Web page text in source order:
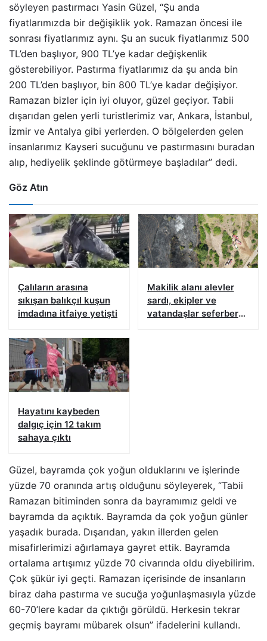
söyleyen pastırmacı Yasin Güzel, “Şu anda
fiyatlarımızda bir değişiklik yok. Ramazan öncesi ile
sonrası fiyatlarımız aynı. Şu an sucuk fiyatlarımız 500
TL’den başlıyor, 900 TL’ye kadar değişkenlik
gösterebiliyor. Pastırma fiyatlarımız da şu anda bin
200 TL’den başlıyor, bin 800 TL’ye kadar değişiyor.
Ramazan bizler için iyi oluyor, güzel geçiyor. Tabii
dışarıdan gelen yerli turistlerimiz var, Ankara, İstanbul,
İzmir ve Antalya gibi yerlerden. O bölgelerden gelen
insanlarımız Kayseri sucuğunu ve pastırmasını buradan
alıp, hediyelik şeklinde götürmeye başladılar” dedi.
Göz Atın
Çalıların arasına
sıkışan balıkçıl kuşun
imdadına itfaiye yetişti
Makilik alanı alevler
sardı, ekipler ve
vatandaşlar seferber
Hayatını kaybeden
dalgıç için 12 takım
sahaya çıktı
Güzel, bayramda çok yoğun olduklarını ve işlerinde
yüzde 70 oranında artış olduğunu söyleyerek, “Tabii
Ramazan bitiminden sonra da bayramımız geldi ve
bayramda da açıktık. Bayramda da çok yoğun günler
yaşadık burada. Dışarıdan, yakın illerden gelen
misafirlerimizi ağırlamaya gayret ettik. Bayramda
ortalama artışımız yüzde 70 civarında oldu diyebilirim.
Çok şükür iyi geçti. Ramazan içerisinde de insanların
biraz daha pastırma ve sucuğa yoğunlaşmasıyla yüzde
60-70’lere kadar da çıktığı görüldü. Herkesin tekrar
geçmiş bayramı mübarek olsun” ifadelerini kullandı.